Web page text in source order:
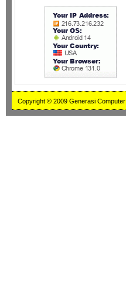
Copyright © 2009 Generasi